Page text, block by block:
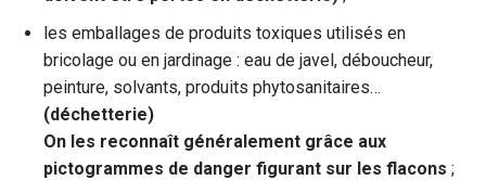
les emballages de produits toxiques utilisés en
bricolage ou en jardinage : eau de javel, déboucheur,
peinture, solvants, produits phytosanitaires…
(déchetterie)
On les reconnaît généralement grâce aux
pictogrammes de danger figurant sur les flacons ;